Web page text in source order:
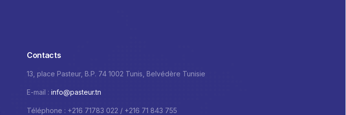
Contacts
13, place Pasteur, B.P. 74 1002 Tunis, Belvédère Tunisie
E-mail : info@pasteur.tn
Téléphone : +216 71783 022 / +216 71 843 755